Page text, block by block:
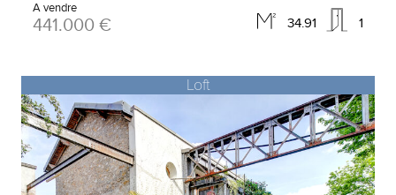
34.91 1
A vendre
441.000 €
Loft